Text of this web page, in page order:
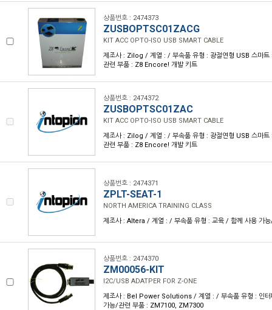
상품번호 : 2474373
ZUSBOPTSC01ZACG
KIT ACC OPTO-ISO USB SMART CABLE
제조사 : Zilog / 계열 : / 부속품 유형 : 광절연형 USB 스마
관련 부품 : Z8 Encore! 개발 키트
상품번호 : 2474372
ZUSBOPTSC01ZAC
KIT ACC OPTO-ISO USB SMART CABLE
제조사 : Zilog / 계열 : / 부속품 유형 : 광절연형 USB 스마
관련 부품 : Z8 Encore! 개발 키트
상품번호 : 2474371
ZPLT-SEAT-1
NORTH AMERICA TRAINING CLASS
제조사 : Altera / 계열 : / 부속품 유형 : 교육 / 함께 사용 가
상품번호 : 2474370
ZM00056-KIT
I2C/USB ADATPER FOR Z-ONE
제조사 : Bel Power Solutions / 계열 : / 부속품 유형 : 인터
가능/관련 부품 : ZM7100, ZM7300